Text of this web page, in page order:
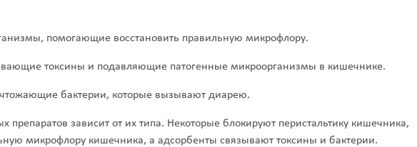
помогающие восстановить правильную микрофлору.
токсины и подавляющие патогенные микроорганизмы в кишечнике.
бактерии, которые вызывают диарею.
зависит от их типа. Некоторые блокируют перистальтику кишечника,
микрофлору кишечника, а адсорбенты связывают токсины и бактерии.